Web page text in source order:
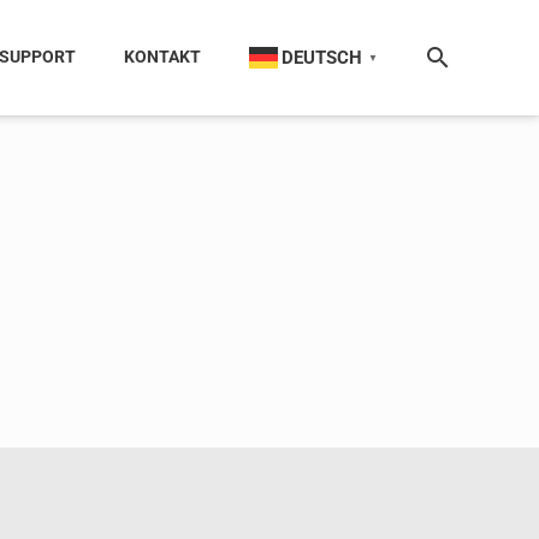
SUPPORT KONTAKT DEUTSCH ▼